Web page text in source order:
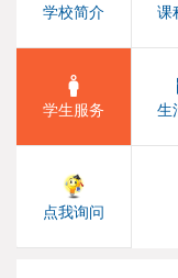
学校简介 课
学生服务 生
点我询问